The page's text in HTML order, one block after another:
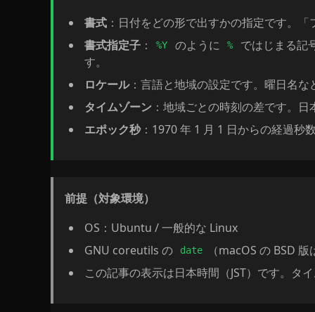
書式 ：日付をどの形で出すかの指定です。
書式指定子 ： %Y のように %
ではじまる記
す。
ロケール：言語と地域の設定です。曜日名
タイムゾーン ：地域ごとの時刻の差です。
エポック秒：1970 年 1 月 1 日からの経過秒
前提（対象環境）
OS：Ubuntu / 一般的な Linux
GNU coreutils の
date
（macOS の BSD
この記事の表示は日本時間（JST）です。タ